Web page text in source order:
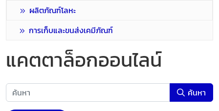
ผลิตภัณฑ์โลหะ
การเก็บและขนส่งเคมีภัณฑ์
แคตตาล็อกออนไลน์
ค้นหา